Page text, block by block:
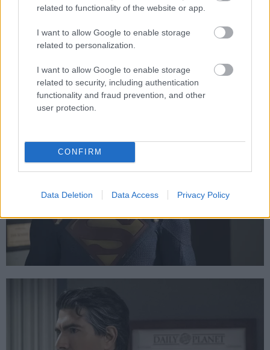
related to functionality of the website or app.
I want to allow Google to enable storage
related to personalization.
I want to allow Google to enable storage
related to security, including authentication
functionality and fraud prevention, and other
user protection.
CONFIRM
Data Deletion Data Access Privacy Policy